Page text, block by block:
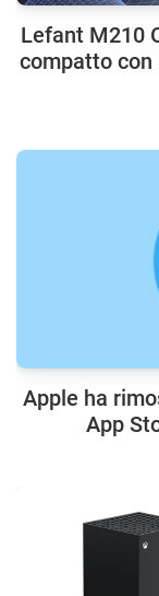
Lefant M210
compatto con
Apple ha
App